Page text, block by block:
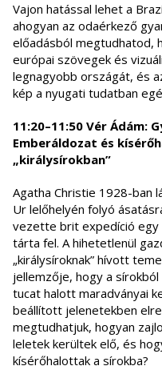
Vajon hatással lehet a
ahogyan az odaérkező
előadásból megtudhatod,
európai szövegek és
legnagyobb országát, és
kép a nyugati tudatban
11:20–11:50 Vér Ádám:
Emberáldozat és
„királysírokban”
Agatha Christie 1928-ban
Ur lelőhelyén folyó
vezette brit expedíció
tárta fel. A hihetetlenül
„királysíroknak” hívott
jellemzője, hogy a
tucat halott maradványai
beállított jelenetekben
megtudhatjuk, hogyan
leletek kerültek elő, és
kísérőhalottak a sírokba?